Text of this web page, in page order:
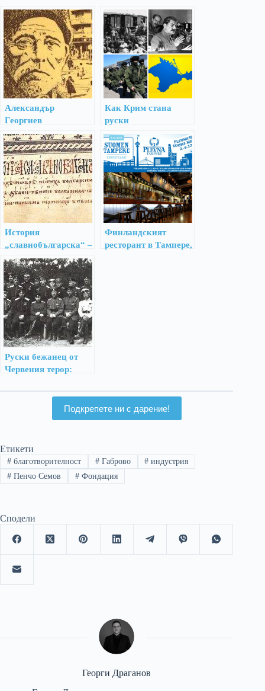
Александър
Георгиев
Коджакафалията –
Бащата на Бургас
Как Крим стана
руски
История
„славнобългарска“ –
вода в мелницата на
Държавна сигурност
Финландският
ресторант в Тампере,
Руски бежанец от
Червения терор:
България и първите
ми впечатления отПодкрепете ни с дарение!
Етикети
#благотворителност #Габрово # индустрия
#Пенчо Семов #Фондация
Сподели
Георги Драганов